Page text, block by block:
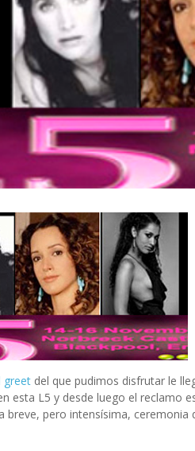
greet del que pudimos disfrutar le
esta L5 y desde luego el reclamo
breve, pero intensísima,